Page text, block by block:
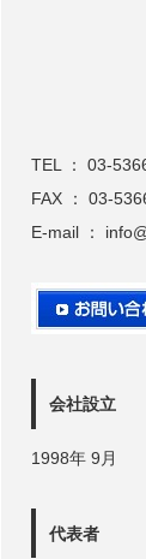
TEL ： 03-
FAX ： 03-
E-mail ：
会社設立
1998年 9月
代表者